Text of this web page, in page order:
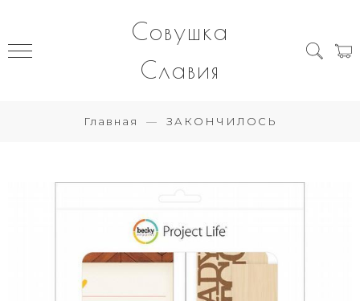
Совушка
Славия
Главная ЗАКОНЧИЛОСЬ